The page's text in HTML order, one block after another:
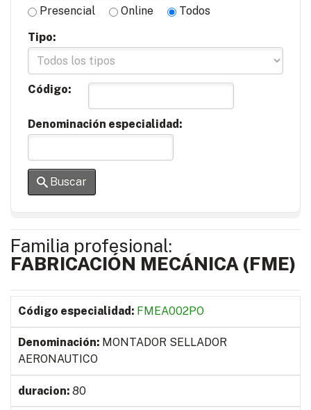
Presencial
Online
Todos
Tipo:
Código:
Denominación especialidad:
Buscar
Familia profesional:
FABRICACIÓN MECÁNICA (FME)
FMEA002PO
MONTADOR SELLADOR
AERONAUTICO
80